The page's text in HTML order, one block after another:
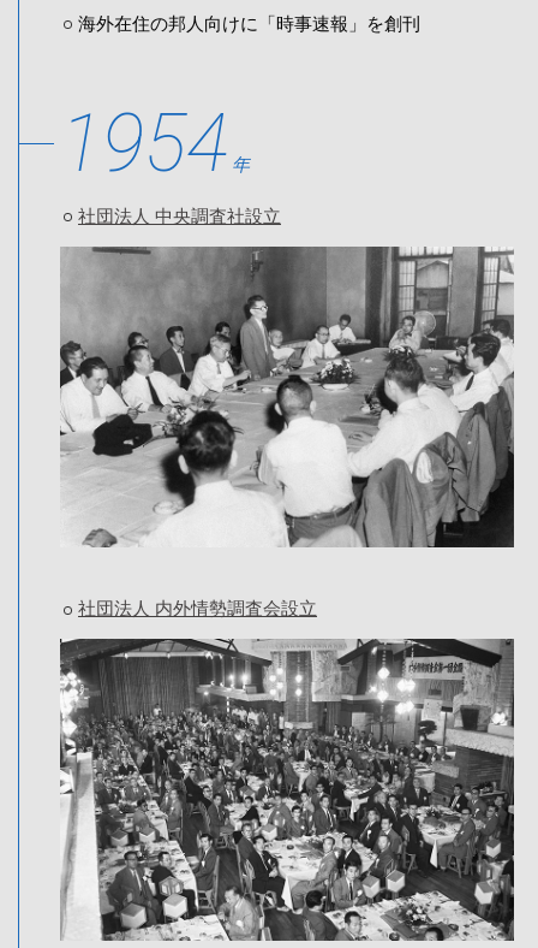
海外在住の邦人向けに「時事速報」を創刊
1954 年
社団法人 中央調査社設立
社団法人 内外情勢調査会設立